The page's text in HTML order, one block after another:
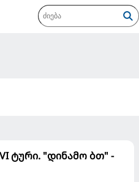
ტური. "დინამო ბთ" -